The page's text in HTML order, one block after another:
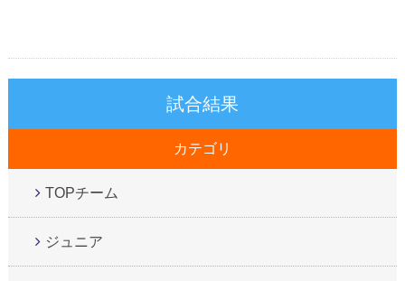
試合結果
カテゴリ
TOPチーム
ジュニア